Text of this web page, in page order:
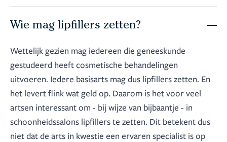
Wie mag lipfillers zetten?
Wettelijk gezien mag iedereen die geneeskunde
gestudeerd heeft cosmetische behandelingen
uitvoeren. Iedere basisarts mag dus lipfillers zetten. En
het levert flink wat geld op. Daarom is het voor veel
artsen interessant om - bij wijze van bijbaantje - in
schoonheidssalons lipfillers te zetten. Dit betekent dus
niet dat de arts in kwestie een ervaren specialist is op